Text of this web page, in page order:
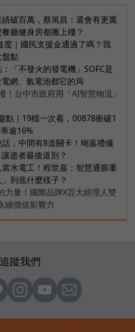
破百萬，蔡篤昌：還會有更厲
廳健身房都搬上樓？
度｜國民支援金通過了嗎？我
點
「不發火的發電機」SOFC是
網、氫電池都它的局
！台中市政府用「AI智慧物流」
點｜19檔一次看，00878衝破1
逾16%
，中間有8道關卡！翊嘉禮儀
逝者最後道別？
水電工！程世嘉：智慧通膨重
到底什麼樣子？
力量！國際品牌X百大經理人雙
續價值影響力
追蹤我們